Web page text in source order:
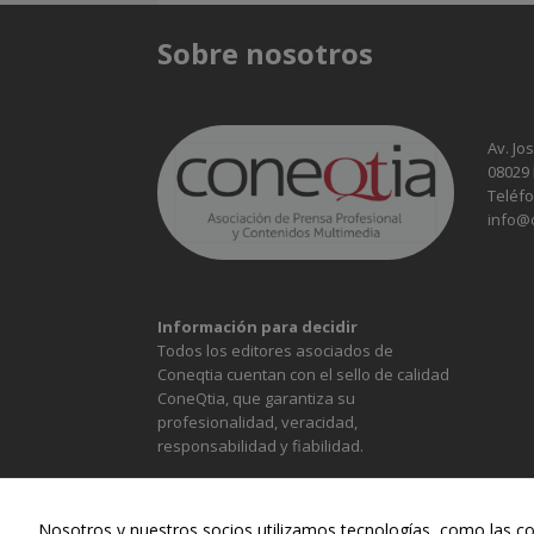
Sobre nosotros
Información para decidir
Todos los editores asociados de
Coneqtia cuentan con el sello de calidad
ConeQtia, que garantiza su
profesionalidad, veracidad,
responsabilidad y fiabilidad.
Av.